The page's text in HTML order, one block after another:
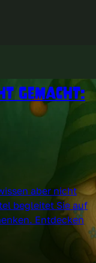
gemacht:
aber nicht
begleitet Sie auf
Entdecken